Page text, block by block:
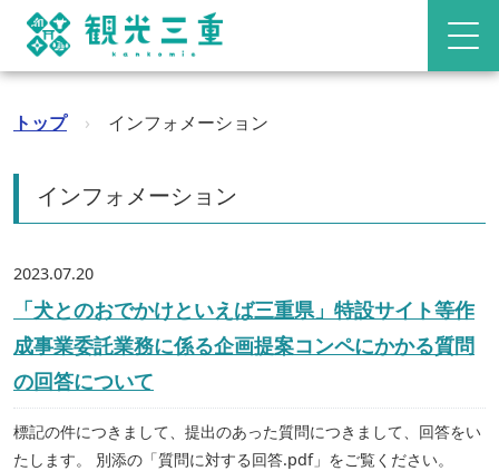
トップ › インフォメーション
インフォメーション
2023.07.20
「犬とのおでかけといえば三重県」特設サイト等作
成事業委託業務に係る企画提案コンペにかかる質問
の回答について
標記の件につきまして、提出のあった質問につきまして、回答をい
たします。 別添の「質問に対する回答.pdf」をご覧ください。